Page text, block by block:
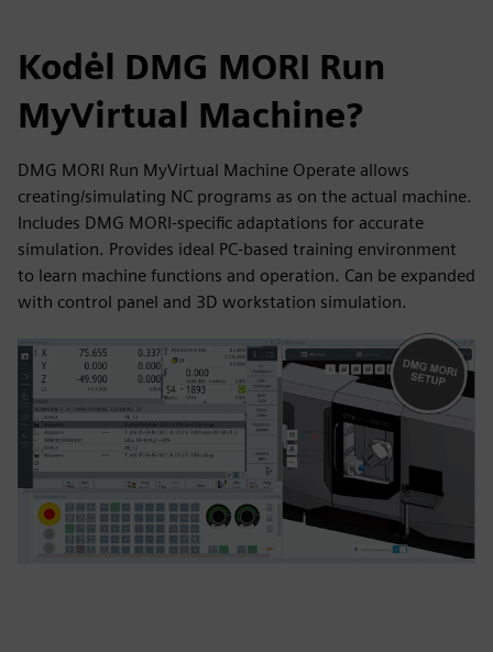
Kodėl DMG MORI Run
MyVirtual Machine?
DMG MORI Run MyVirtual Machine Operate allows
creating/simulating NC programs as on the actual machine.
Includes DMG MORI-specific adaptations for accurate
simulation. Provides ideal PC-based training environment
to learn machine functions and operation. Can be expanded
with control panel and 3D workstation simulation.